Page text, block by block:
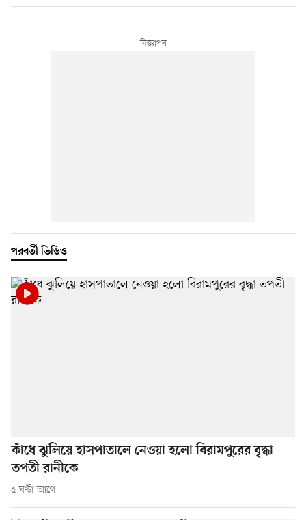
পরবর্তী ভিডিও
কাঁধে ঝুলিয়ে হাসপাতালে নেওয়া হলো বিরামপুরের বৃদ্ধা
তপতী রানীকে
৫ ঘণ্টা আগে